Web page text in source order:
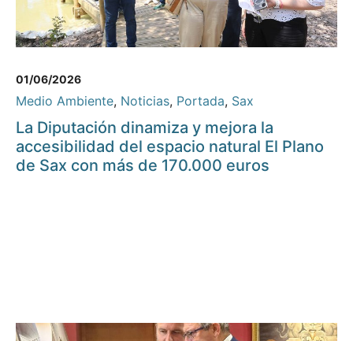
01/06/2026
Medio Ambiente, Noticias, Portada, Sax
La Diputación dinamiza y mejora la
accesibilidad del espacio natural El Plano
de Sax con más de 170.000 euros